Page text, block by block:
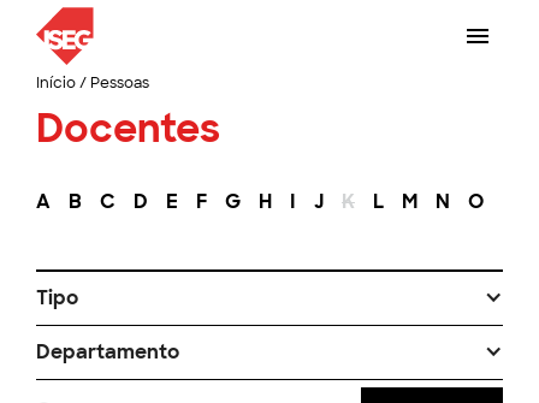
Início/ Pessoas
Docentes
A B C D E F G H I J K L M N O
Tipo
Departamento